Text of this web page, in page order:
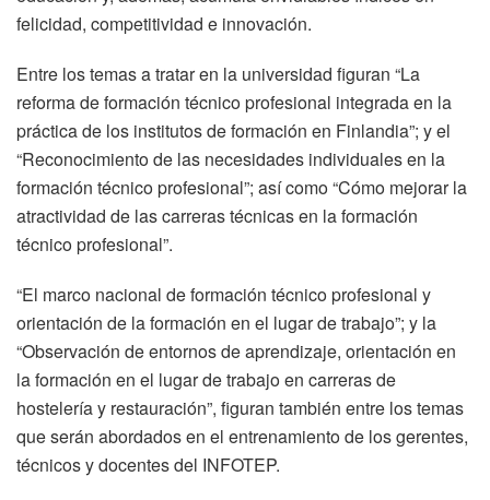
felicidad, competitividad e innovación.
Entre los temas a tratar en la universidad figuran “La
reforma de formación técnico profesional integrada en la
práctica de los institutos de formación en Finlandia”; y el
“Reconocimiento de las necesidades individuales en la
formación técnico profesional”; así como “Cómo mejorar la
atractividad de las carreras técnicas en la formación
técnico profesional”.
“El marco nacional de formación técnico profesional y
orientación de la formación en el lugar de trabajo”; y la
“Observación de entornos de aprendizaje, orientación en
la formación en el lugar de trabajo en carreras de
hostelería y restauración”, figuran también entre los temas
que serán abordados en el entrenamiento de los gerentes,
técnicos y docentes del INFOTEP.